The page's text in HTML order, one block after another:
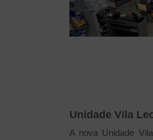
Unidade Vila
A nova Unidade